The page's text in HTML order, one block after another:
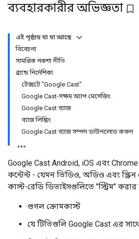
ব্যবহারকারীর অভিজ্ঞতা bookmark_border
এই পৃষ্ঠায় যা যা আছে
বিবেচনা
সামগ্রিক নকশা নীতি
ব্র্যান্ড নির্দেশিকা
টেক্সটে "Google Cast"
Google Cast-সক্ষম অ্যাপ মেসেজিং
Google Cast ব্যাজ
ব্যাজ লিঙ্কিং
Google Cast ব্যাজ সম্পদ ডাউনলোড করুন
Google Cast Android, iOS এবং
কন্টেন্ট - যেমন ভিডিও, অডিও এবং স্ক্রিন
কাস্ট-রেডি ডিভাইসগুলিতে "স্ট্রিম"
গুগল ক্রোমকাস্ট
যে টিভিগুলি Google Cast এর